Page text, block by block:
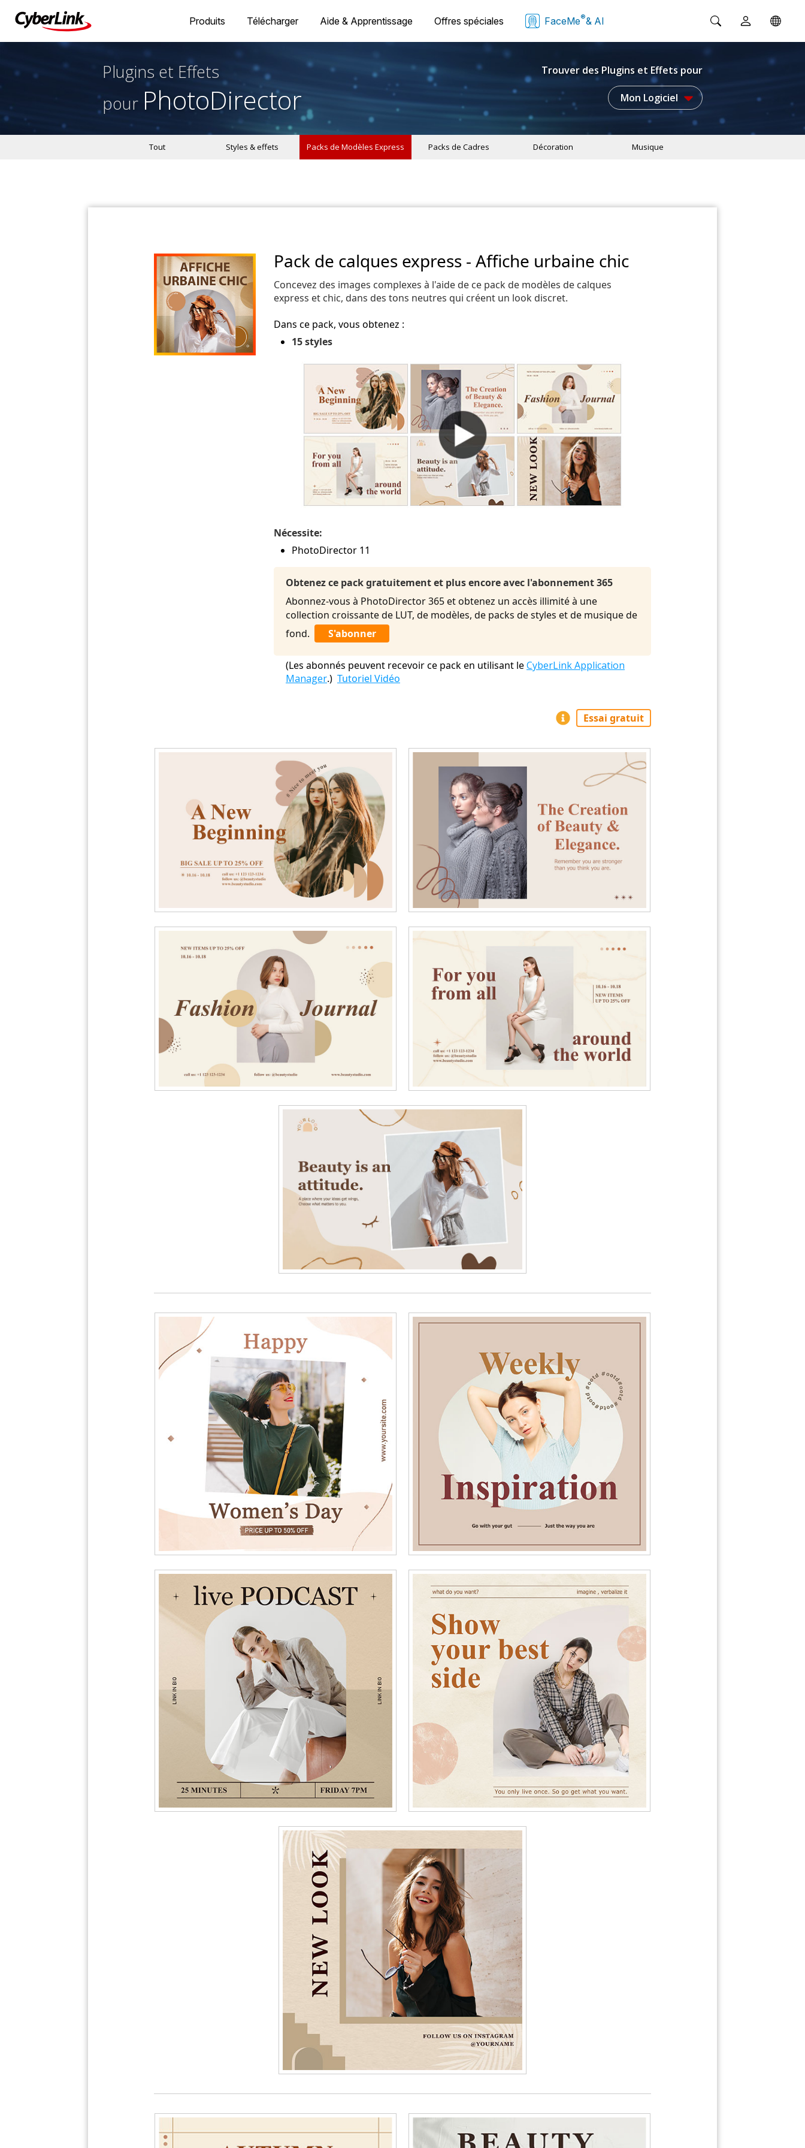
Produits Télécharger Aide & Apprentissage Offres spéciales FaceMe®& AI
Plugins et Effets
pour PhotoDirector
Trouver des Plugins et Effets pour
Mon Logiciel
Tout Styles & effets Packs de Modèles Express Packs de Cadres Décoration Musique
Pack de calques express - Affiche urbaine chic
Concevez des images complexes à l'aide de ce pack de modèles de calques
express et chic, dans des tons neutres qui créent un look discret.
Dans ce pack, vous obtenez :
15 styles
Nécessite:
PhotoDirector 11
Obtenez ce pack gratuitement et plus encore avec l'abonnement 365
Abonnez-vous à PhotoDirector 365 et obtenez un accès illimité à une
collection croissante de LUT, de modèles, de packs de styles et de musique de
fond.
S'abonner
(Les abonnés peuvent recevoir ce pack en utilisant leCyberLink Application
Manager.) Tutoriel Vidéo
Essai gratuit